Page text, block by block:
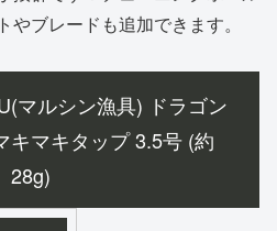
ブレードも追加できます。
マルシン漁具) ドラゴン
キマキタップ 3.5号 (約
28g)